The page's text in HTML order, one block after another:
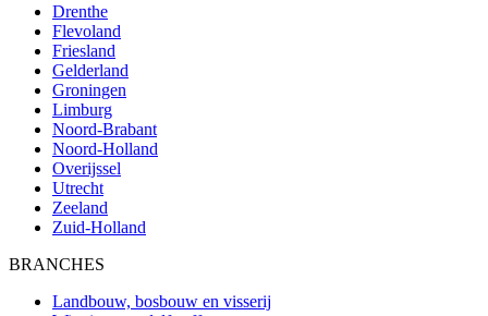
Drenthe
Flevoland
Friesland
Gelderland
Groningen
Limburg
Noord-Brabant
Noord-Holland
Overijssel
Utrecht
Zeeland
Zuid-Holland
BRANCHES
Landbouw, bosbouw en visserij